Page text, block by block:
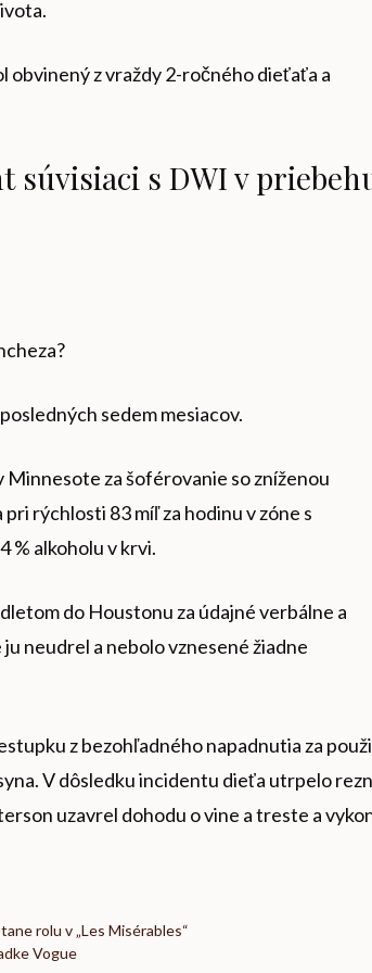
obvinený z vraždy 2-ročného dieťaťa a
súvisiaci s DWI v
sedem mesiacov.
za šoférovanie so zníženou
rýchlosti 83 míľ za hodinu v zóne s
% alkoholu v krvi.
do Houstonu za údajné verbálne a
neudrel a nebolo vznesené žiadne
z bezohľadného napadnutia za
V dôsledku incidentu dieťa utrpelo
uzavrel dohodu o vine a treste a
rolu v „Les Misérables“
Vogue